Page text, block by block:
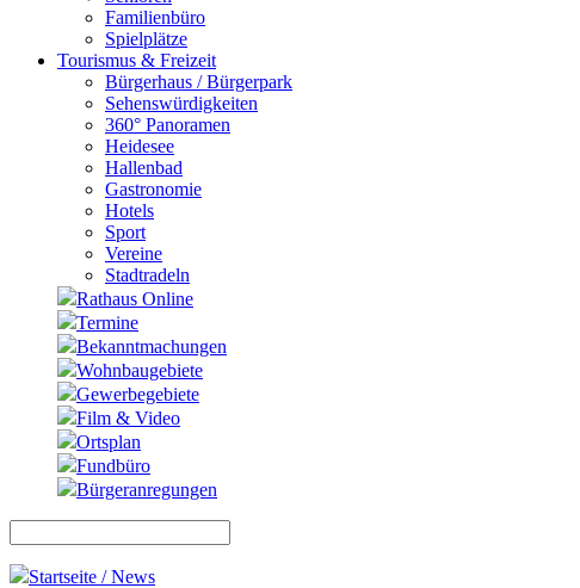
Familienbüro
Spielplätze
Tourismus & Freizeit
Bürgerhaus / Bürgerpark
Sehenswürdigkeiten
360° Panoramen
Heidesee
Hallenbad
Gastronomie
Hotels
Sport
Vereine
Stadtradeln
Rathaus Online
Termine
Bekanntmachungen
Wohnbaugebiete
Gewerbegebiete
Film & Video
Ortsplan
Fundbüro
Bürgeranregungen
Startseite / News